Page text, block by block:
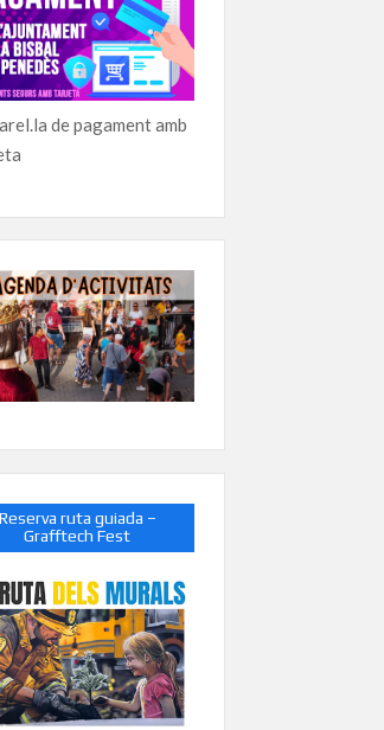
de pagament amb
Reserva ruta guiada –
Grafftech Fest